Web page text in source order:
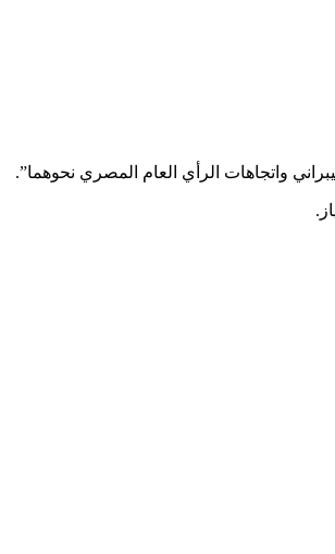
واتجاهات الرأي العام المصري نحوهما”.